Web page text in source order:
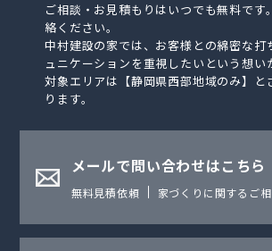
ご相談・お見積もりはいつでも無料です
絡ください。
中村建設の家では、お客様との綿密な打
ュニケーションを重視したいという想い
対象エリアは【静岡県西部地域のみ】と
ります。
メールで問い合わせはこちら
無料見積依頼 家づくりに関するご